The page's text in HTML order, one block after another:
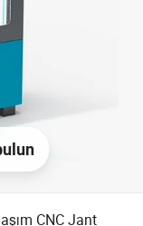
CNC Jant